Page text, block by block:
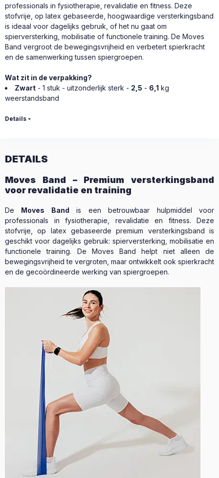
professionals in fysiotherapie, revalidatie en fitness. Deze
stofvrije, op latex gebaseerde, hoogwaardige versterkingsband
is ideaal voor dagelijks gebruik, of het nu gaat om
spierversterking, mobilisatie of functionele training. De Moves
Band vergroot de bewegingsvrijheid en verbetert spierkracht
en de samenwerking tussen spiergroepen.
Wat zit in de verpakking?
Zwart - 1 stuk - uitzonderlijk sterk - 2,5 - 6,1 kg
weerstandsband
Details
DETAILS
Moves Band – Premium versterkingsband
voor revalidatie en training
De Moves Band is een betrouwbaar hulpmiddel voor
professionals in fysiotherapie, revalidatie en fitness. Deze
stofvrije, op latex gebaseerde premium versterkingsband is
geschikt voor dagelijks gebruik: spierversterking, mobilisatie en
functionele training. De Moves Band helpt niet alleen de
bewegingsvrijheid te vergroten, maar ontwikkelt ook spierkracht
en de gecoördineerde werking van spiergroepen.